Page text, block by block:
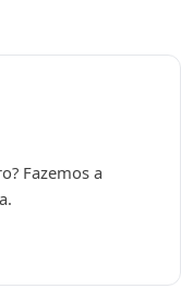
Fazemos a